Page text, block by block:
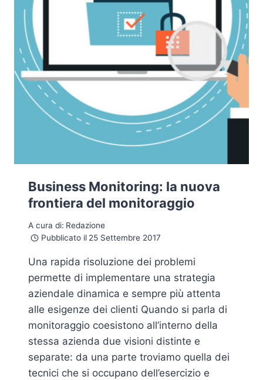
Business Monitoring: la nuova
frontiera del monitoraggio
A cura di: Redazione
Pubblicato il 25 Settembre 2017
Una rapida risoluzione dei problemi
permette di implementare una strategia
aziendale dinamica e sempre più attenta
alle esigenze dei clienti Quando si parla di
monitoraggio coesistono all’interno della
stessa azienda due visioni distinte e
separate: da una parte troviamo quella dei
tecnici che si occupano dell’esercizio e